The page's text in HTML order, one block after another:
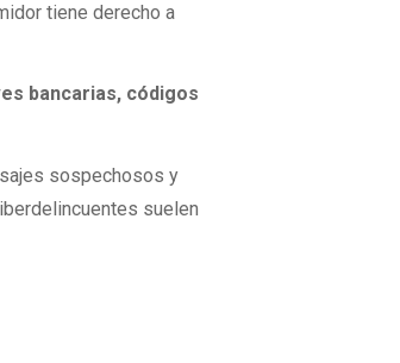
tiene derecho a
bancarias, códigos
sospechosos y
suelen